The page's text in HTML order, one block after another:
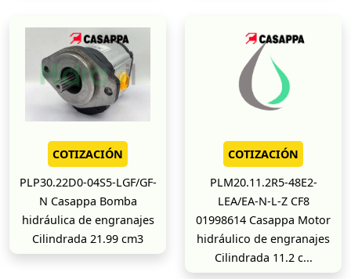
COTIZACIÓN
PLP30.22D0-04S5-LGF/GF-
N Casappa Bomba
hidráulica de engranajes
Cilindrada 21.99 cm3
COTIZACIÓN
PLM20.11.2R5-48E2-
LEA/EA-N-L-Z CF8
01998614 Casappa Motor
hidráulico de engranajes
Cilindrada 11.2 c...